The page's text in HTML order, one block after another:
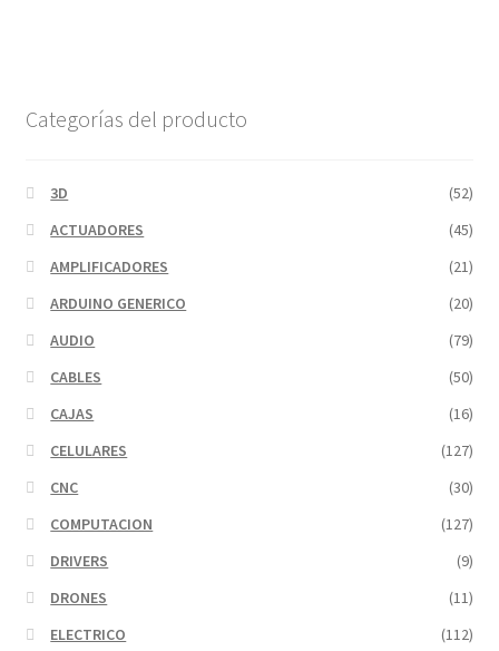
Categorías del producto
3D
(52)
ACTUADORES
(45)
AMPLIFICADORES
(21)
ARDUINO GENERICO
(20)
AUDIO
(79)
CABLES
(50)
CAJAS
(16)
CELULARES
(127)
CNC
(30)
COMPUTACION
(127)
DRIVERS
(9)
DRONES
(11)
ELECTRICO
(112)